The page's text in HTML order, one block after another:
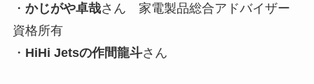
・ かじがや卓哉さん 家電製品総合アドバイザー
資格所有
・ HiHi Jetsの作間龍斗さん